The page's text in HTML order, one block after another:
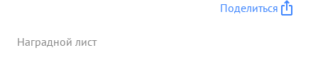
Поделиться
Наградной лист